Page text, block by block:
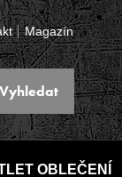
Magazín
OBLEČENÍ